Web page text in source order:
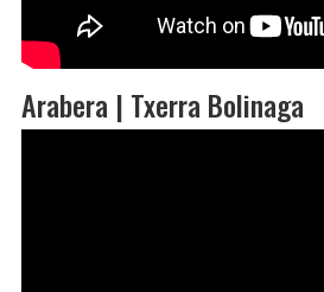
Arabera | Txerra Bolinaga